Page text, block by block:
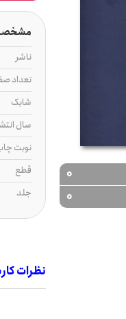
0
0
ناشر
تعداد
شابک
سال
نوبت
قطع
جلد
نظرات